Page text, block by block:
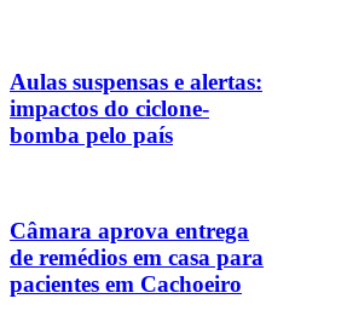
Aulas suspensas e alertas:
impactos do ciclone-
bomba pelo país
Câmara aprova entrega
de remédios em casa para
pacientes em Cachoeiro